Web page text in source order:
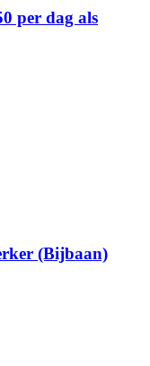
per dag als
(Bijbaan)